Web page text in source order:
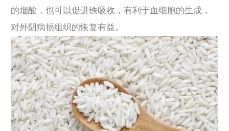
的烟酸，也可以促进铁吸收，有利于血细胞的生成，
对外阴病损组织的恢复有益。